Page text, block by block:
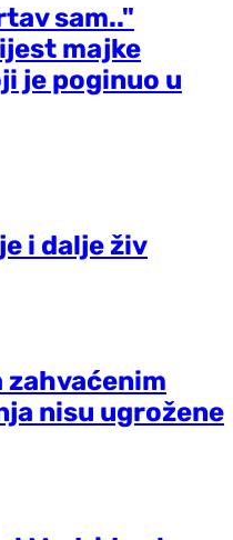
sam.."
majke
je poginuo u
i dalje živ
zahvaćenim
nisu ugrožene